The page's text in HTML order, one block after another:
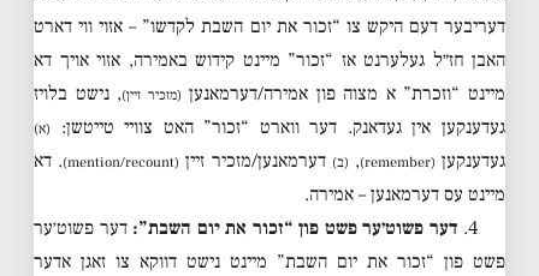
דעריבער דעם היקש צו “זכור את יום השבת לקדשו” – אזוי ווי דארט
האבן חז״ל געלערנט אז “זכור” מיינט קידוש באמירה, אזוי אויך דא
מיינט “וזכרת” א מצוה פון אמירה/דערמאנען (מזכיר זיין), נישט בלויז
געדענקען אין געדאנק. דער ווארט “זכור” האט צוויי טייטשן:
(א)
געדענקען (remember)
, (ב) דערמאנען/מזכיר זיין (mention/recount)
. דא
מיינט עס דערמאנען – אמירה.
4. דער פשוט׳ער פשט פון “זכור את יום השבת”: דער פשוט׳ער
פשט פון “זכור את יום השבת” מיינט נישט דווקא צו זאגן אדער